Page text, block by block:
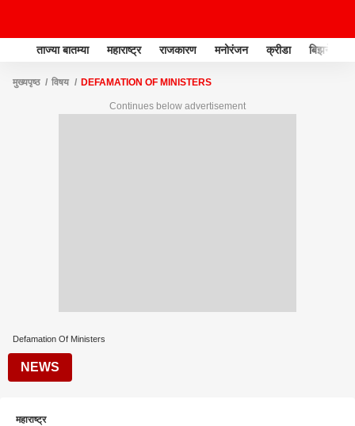
ताज्या बातम्या महाराष्ट्र राजकारण मनोरंजन क्रीडा बिझनेस
मुख्यपृष्ठ विषय DEFAMATION OF MINISTERS
Continues below advertisement
Defamation Of Ministers
NEWS
महाराष्ट्र